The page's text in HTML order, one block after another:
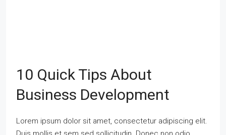
10 Quick Tips About
Business Development
Lorem ipsum dolor sit amet, consectetur adipiscing elit.